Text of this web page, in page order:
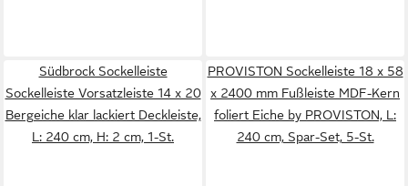
Südbrock Sockelleiste
Sockelleiste Vorsatzleiste 14 x 20
Bergeiche klar lackiert Deckleiste,
L: 240 cm, H: 2 cm, 1-St.
PROVISTON Sockelleiste 18 x 58
x 2400 mm Fußleiste MDF-Kern
foliert Eiche by PROVISTON, L:
240 cm, Spar-Set, 5-St.